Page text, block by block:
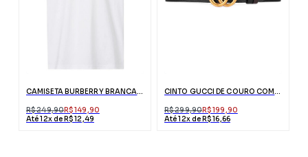
CAMISETA BURBERRY BRANCA COM ESTAMPA
R$ 249,90R$ 149,90
Até 12x de R$ 12,49
CINTO GUCCI DE COURO COM FIVELA DUPLO G DOURADA
R$ 299,90R$ 199,90
Até 12x de R$ 16,66